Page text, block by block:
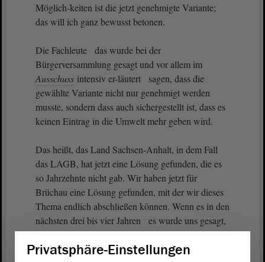
Möglich-keiten ist die jetzt genehmigte Variante;
das will ich ganz bewusst betonen.
Die Fachleute das wurde bei der
Bürgerversammlung gesagt und vor allem im
Ausschuss intensiv er-läutert sagen, dass die
gewählte Variante nicht nur genehmigt werden
musste, sondern dass auch sichergestellt ist, dass es
keinen Eintrag in die Umwelt mehr geben wird.
Das heißt, das Land Sachsen-Anhalt, in dem Fall
das LAGB, hat jetzt eine Lösung gefunden, die es
so Jahrzehnte nicht gab. Wir haben jetzt für
Brüchau eine Lösung gefunden, mit der wir dieses
Thema endlich abschließen können. Wenn es in den
nächsten drei bis vier Jahren es wurde uns gesagt,
so lange werde es noch dauern erledigt ist, wird
das Ergebnis sein, dass es keine weiteren Einträge
Privatsphäre-Einstellungen